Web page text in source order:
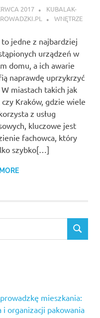
2017
KUBALAK-
WNĘTRZE
to jedne z najbardziej
urządzeń w
domu, a ich awarie
naprawdę uprzykrzyć
miastach takich jak
czy Kraków, gdzie wiele
z usług
kluczowe jest
fachowca, który
szybko[…]
SEARCH
mieszkania:
organizacji pakowania